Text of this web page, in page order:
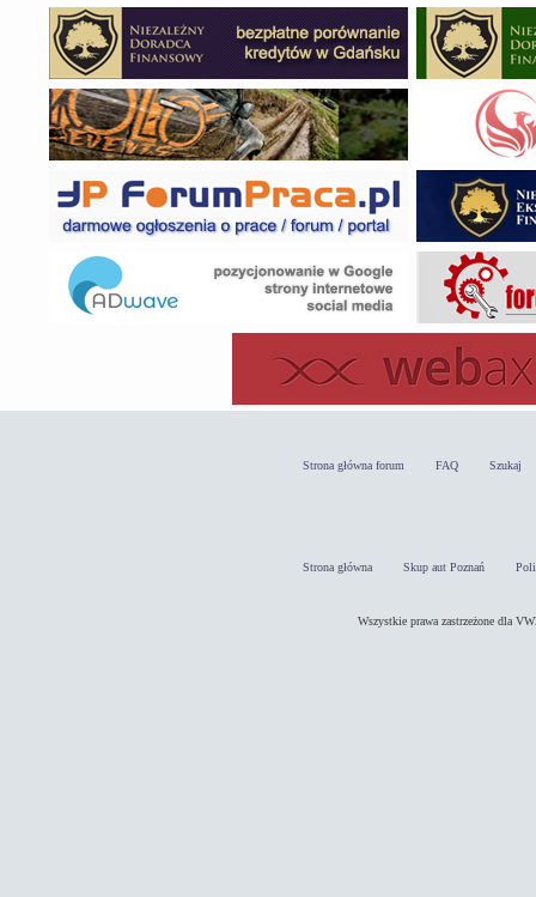
Strona główna forum FAQ Szukaj
Strona główna Skup aut Poznań
Wszystkie prawa zastrzeżone dla